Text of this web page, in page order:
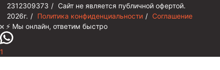
2312309373 / Сайт не является публичной офертой.
2026г. / Политика конфиденциальности / Соглашение
⚡️ Мы онлайн, ответим быстро
1